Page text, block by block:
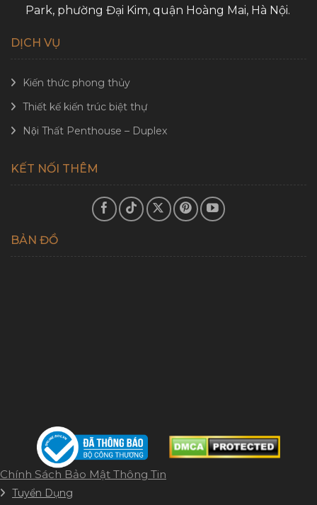
Park, phường Đại Kim, quận Hoàng Mai, Hà Nội.
DỊCH VỤ
Kiến thức phong thủy
Thiết kế kiến trúc biệt thự
Nội Thất Penthouse – Duplex
KẾT NỐI THÊM
BẢN ĐỒ
Chính Sách Bảo Mật Thông Tin
Tuyển Dụng